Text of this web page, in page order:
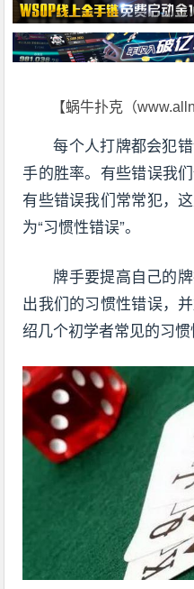
【蜗牛扑克（
每个人打牌都会犯
手的胜率。有些错误我
有些错误我们常常犯，
为“习惯性错误”。
牌手要提高自己的
出我们的习惯性错误，
绍几个初学者常见的习惯